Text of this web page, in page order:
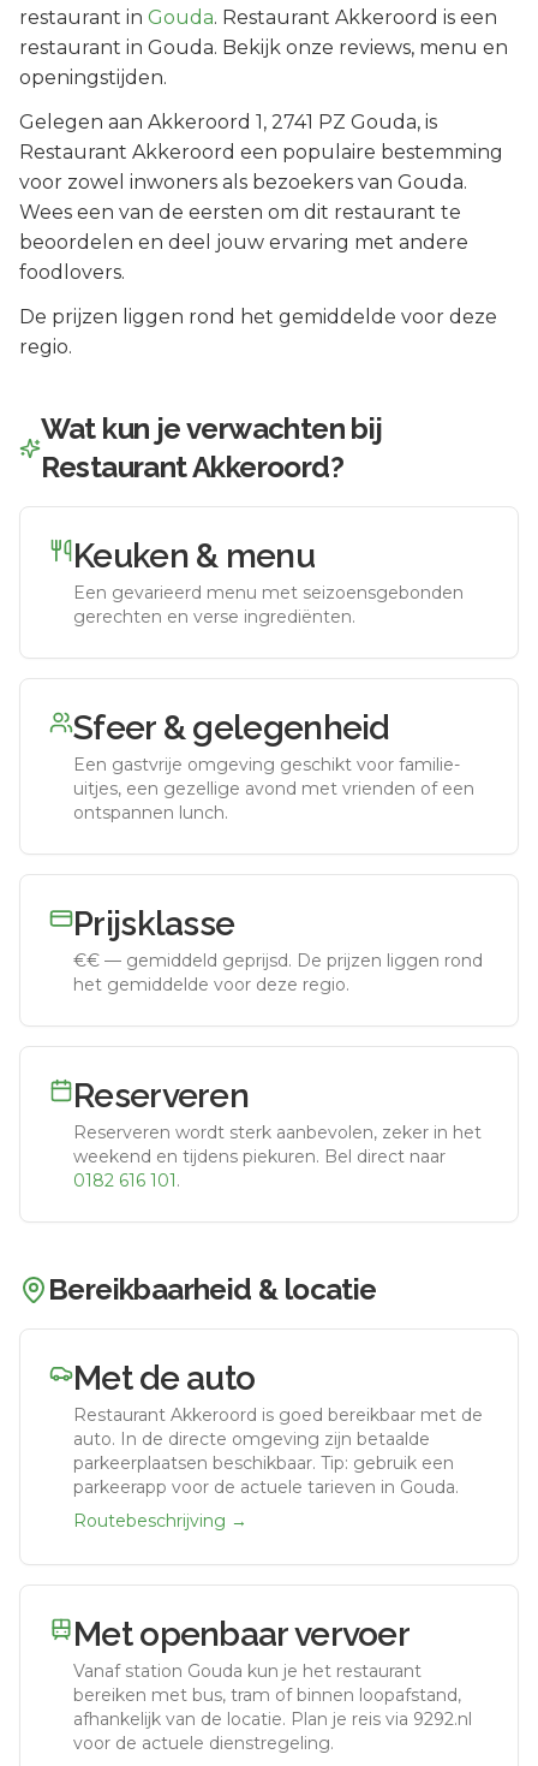
restaurant in Gouda. Restaurant Akkeroord is een
restaurant in Gouda. Bekijk onze reviews, menu en
openingstijden.
Gelegen aan Akkeroord 1, 2741 PZ Gouda, is
Restaurant Akkeroord een populaire bestemming
voor zowel inwoners als bezoekers van Gouda.
Wees een van de eersten om dit restaurant te
beoordelen en deel jouw ervaring met andere
foodlovers.
De prijzen liggen rond het gemiddelde voor deze
regio.
Wat kun je verwachten bij
Restaurant Akkeroord?
Keuken & menu
Een gevarieerd menu met seizoensgebonden
gerechten en verse ingrediënten.
Sfeer & gelegenheid
Een gastvrije omgeving geschikt voor familie-
uitjes, een gezellige avond met vrienden of een
ontspannen lunch.
Prijsklasse
€€ — gemiddeld geprijsd. De prijzen liggen rond
het gemiddelde voor deze regio.
Reserveren
Reserveren wordt sterk aanbevolen, zeker in het
weekend en tijdens piekuren. Bel direct naar
0182 616 101.
Bereikbaarheid & locatie
Met de auto
Restaurant Akkeroord is goed bereikbaar met de
auto. In de directe omgeving zijn betaalde
parkeerplaatsen beschikbaar. Tip: gebruik een
parkeerapp voor de actuele tarieven in Gouda.
Routebeschrijving →
Met openbaar vervoer
Vanaf station Gouda kun je het restaurant
bereiken met bus, tram of binnen loopafstand,
afhankelijk van de locatie. Plan je reis via 9292.nl
voor de actuele dienstregeling.